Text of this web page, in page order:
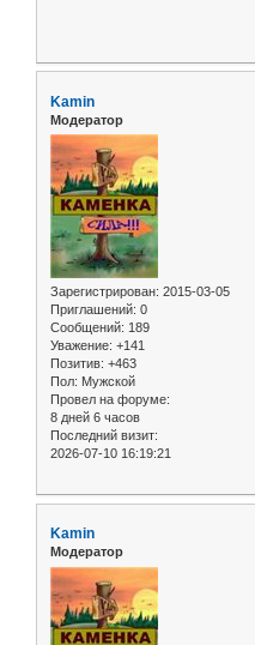
Kamin
Модератор
Зарегистрирован: 2015-03-05
Приглашений: 0
Сообщений: 189
Уважение: +141
Позитив: +463
Пол: Мужской
Провел на форуме:
8 дней 6 часов
Последний визит:
2026-07-10 16:19:21
Kamin
Модератор